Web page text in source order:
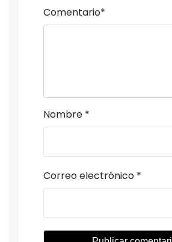
Comentario*
Nombre *
Correo electrónico *